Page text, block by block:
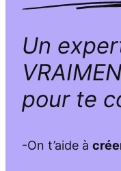
Un
pour te
-On t’aide à